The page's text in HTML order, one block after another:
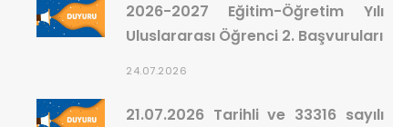
2026-2027 Eğitim-Öğretim Yılı
Uluslararası Öğrenci 2. Başvuruları
24.07.2026
21.07.2026 Tarihli ve 33316 sayılı